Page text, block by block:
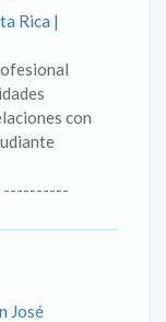
Rica |
con
----------
José